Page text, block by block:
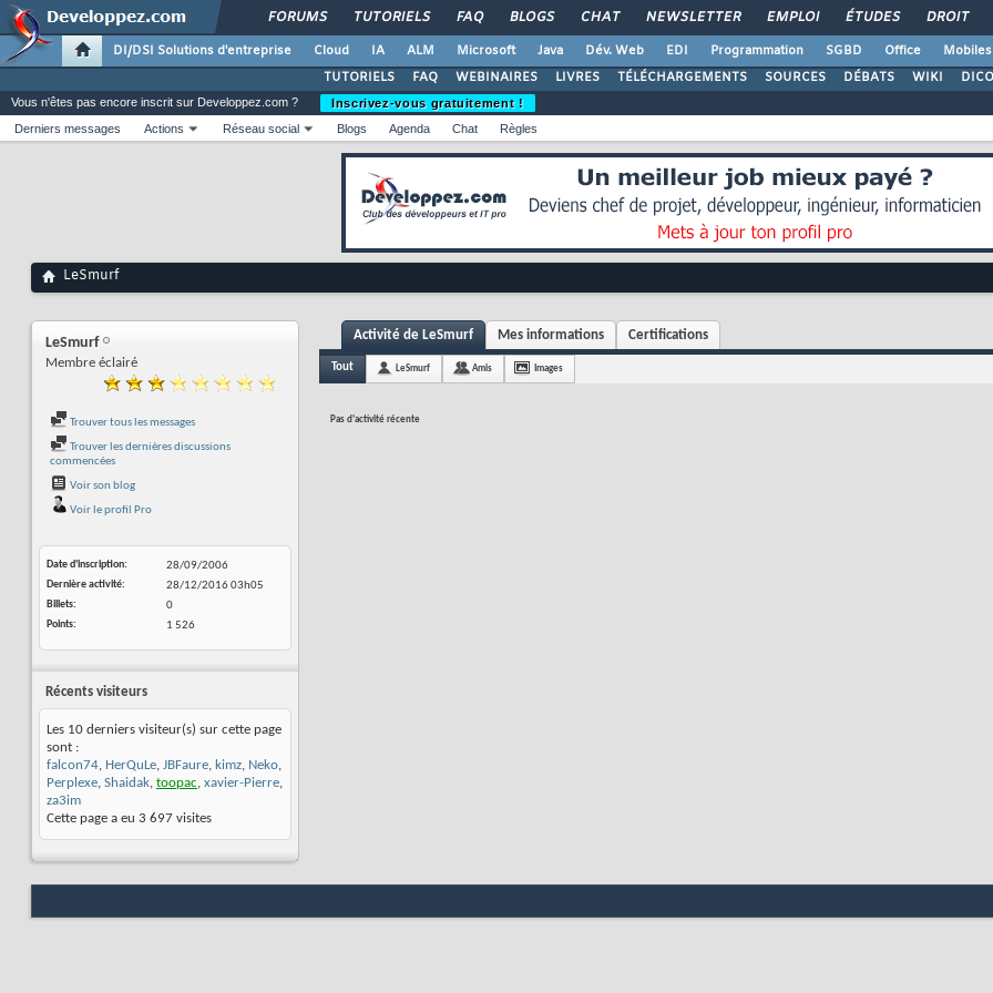
FORUMS TUTORIELS FAQ BLOGS CHAT NEWSLETTER EMPLOI ÉTUDES DROIT
DI/DSI Solutions d'entreprise Cloud IA ALM Microsoft Java Dév. Web EDI Programmation SGBD Office Mobiles
TUTORIELS
FAQ WEBINAIRES LIVRES TÉLÉCHARGEMENTS SOURCES DÉBATS WIKI DICO
Vous n'êtes pas encore inscrit sur Developpez.com ?
Inscrivez-vous gratuitement !
Derniers messages
Actions Réseau social Blogs Agenda Chat Règles
LeSmurf
LeSmurf
Membre éclairé
Trouver tous les messages
Trouver les dernières discussions
commencées
Voir son blog
Voir le profil Pro
Date d'inscription
28/09/2006
Dernière activité
28/12/201603h05
Billets
0
Points
1 526
Récents visiteurs
Les 10 derniers visiteur(s) sur cette page
sont :
falcon74, HerQuLe, JBFaure, kimz, Neko,
Perplexe, Shaidak, toopac, xavier-Pierre,
za3im
Cette page a eu 3 697 visites
Activité de LeSmurf Mes informations Certifications
Tout LeSmurf Amis Images
Pas d'activité récente